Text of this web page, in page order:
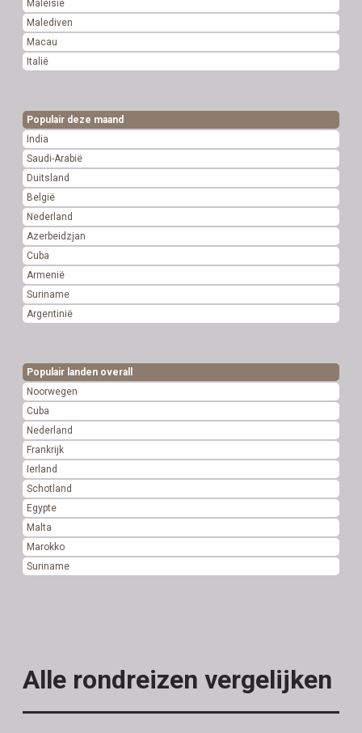
Maleisië
Malediven
Macau
Italië
Populair deze maand
India
Saudi-Arabië
Duitsland
België
Nederland
Azerbeidzjan
Cuba
Armenië
Suriname
Argentinië
Populair landen overall
Noorwegen
Cuba
Nederland
Frankrijk
Ierland
Schotland
Egypte
Malta
Marokko
Suriname
Alle rondreizen vergelijken